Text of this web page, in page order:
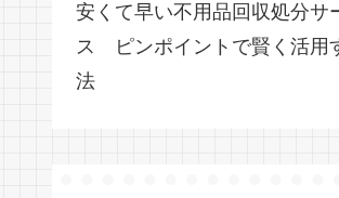
安くて早い不用品回収処分サ
ス ピンポイントで賢く活用
法